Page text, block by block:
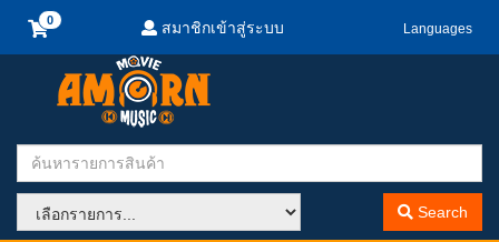
สมาชิกเข้าสู่ระบบ Languages
Search